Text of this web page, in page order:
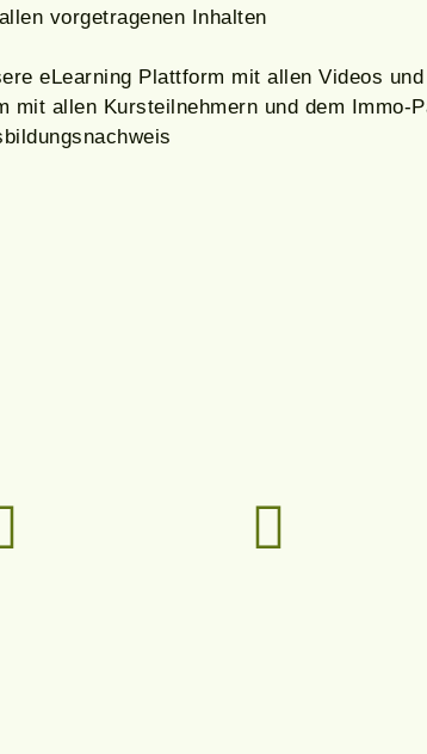
vorgetragenen Inhalten
eLearning Plattform mit allen Videos
mit allen Kursteilnehmern und dem Immo-